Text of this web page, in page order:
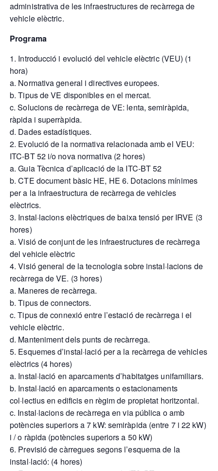
administrativa de les infraestructures de recàrrega de
vehicle elèctric.
Programa
1. Introducció i evolució del vehicle elèctric (VEU) (1
hora)
a. Normativa general i directives europees.
b. Tipus de VE disponibles en el mercat.
c. Solucions de recàrrega de VE: lenta, semiràpida,
ràpida i superràpida.
d. Dades estadístiques.
2. Evolució de la normativa relacionada amb el VEU:
ITC-BT 52 i/o nova normativa (2 hores)
a. Guia Tècnica d’aplicació de la ITC-BT 52
b. CTE document bàsic HE, HE 6. Dotacions mínimes
per a la infraestructura de recàrrega de vehicles
elèctrics.
3. Instal·lacions elèctriques de baixa tensió per IRVE (3
hores)
a. Visió de conjunt de les infraestructures de recàrrega
del vehicle elèctric
4. Visió general de la tecnologia sobre instal·lacions de
recàrrega de VE. (3 hores)
a. Maneres de recàrrega.
b. Tipus de connectors.
c. Tipus de connexió entre l’estació de recàrrega i el
vehicle elèctric.
d. Manteniment dels punts de recàrrega.
5. Esquemes d’instal·lació per a la recàrrega de vehicles
elèctrics (4 hores)
a. Instal·lació en aparcaments d’habitatges unifamiliars.
b. Instal·lació en aparcaments o estacionaments
col·lectius en edificis en règim de propietat horitzontal.
c. Instal·lacions de recàrrega en via pública o amb
potències superiors a 7 kW: semiràpida (entre 7 i 22 kW)
i / o ràpida (potències superiors a 50 kW)
6. Previsió de càrregues segons l’esquema de la
instal·lació: (4 hores)